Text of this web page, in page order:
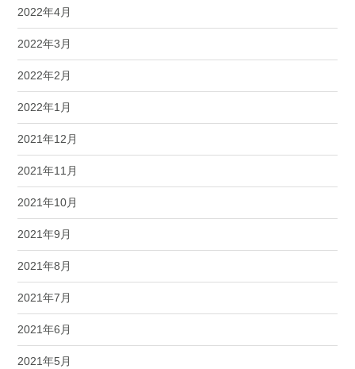
2022年4月
2022年3月
2022年2月
2022年1月
2021年12月
2021年11月
2021年10月
2021年9月
2021年8月
2021年7月
2021年6月
2021年5月